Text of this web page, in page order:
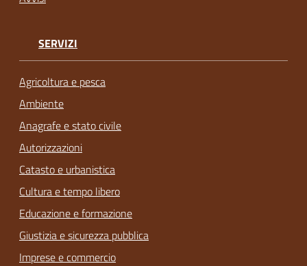
SERVIZI
Agricoltura e pesca
Ambiente
Anagrafe e stato civile
Autorizzazioni
Catasto e urbanistica
Cultura e tempo libero
Educazione e formazione
Giustizia e sicurezza pubblica
Imprese e commercio